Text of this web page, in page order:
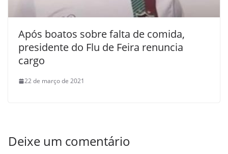
Após boatos sobre falta de comida,
presidente do Flu de Feira renuncia
cargo
22 de março de 2021
Deixe um comentário